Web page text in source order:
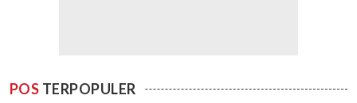
POS TERPOPULER